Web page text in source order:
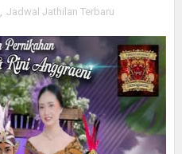
Jadwal Jathilan Terbaru